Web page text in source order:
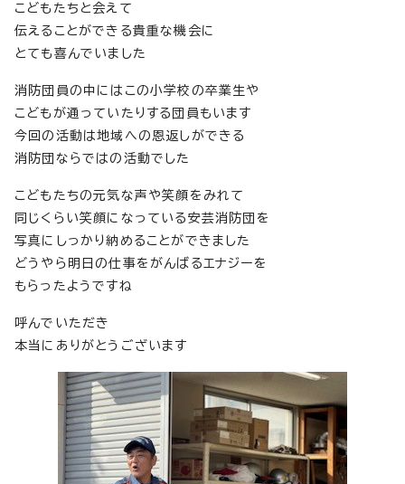
こどもたちと会えて
伝えることができる貴重な機会に
とても喜んでいました
消防団員の中にはこの小学校の卒業生や
こどもが通っていたりする団員もいます
今回の活動は地域への恩返しができる
消防団ならではの活動でした
こどもたちの元気な声や笑顔をみれて
同じくらい笑顔になっている安芸消防団を
写真にしっかり納めることができました
どうやら明日の仕事をがんばるエナジーを
もらったようですね
呼んでいただき
本当にありがとうございます